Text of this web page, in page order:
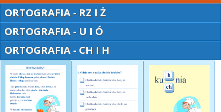
ORTOGRAFIA - RZ I Ż
ORTOGRAFIA - U I Ó
ORTOGRAFIA - CH I H